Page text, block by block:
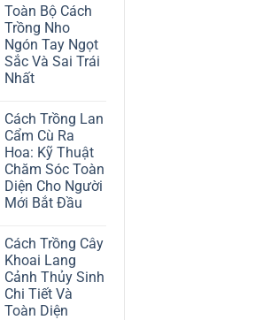
Kỹ
Thuật
Chăm
Sóc
Lá
Bạc
Tinh
bình
luận
Cách
Trồng
Địa
Lan
Hướng
Dẫn
Chi
Tiết
Trồng
Và
Chăm
Sóc
A-
Toàn Bộ Cách
Trồng Nho
Ngón Tay Ngọt
Sắc Và Sai Trái
Nhất
bình
luận
ở
Toàn
Bộ
Cách
Trồng
Nho
Ngón
Sắc
Và
Sai
Trái
Nhất
Cách Trồng Lan
Cẩm Cù Ra
Hoa: Kỹ Thuật
Chăm Sóc Toàn
Diện Cho Người
Mới Bắt Đầu
bình
luận
ở
Cách
Trồng
Lan
Cẩm
Cách Trồng Cây
Khoai Lang
Cảnh Thủy Sinh
Chi Tiết Và
Toàn Diện